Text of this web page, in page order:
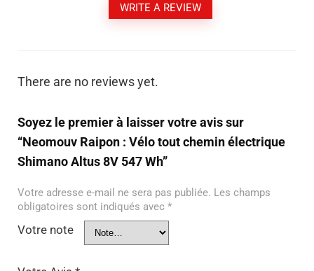
WRITE A REVIEW
There are no reviews yet.
Soyez le premier à laisser votre avis sur
“Neomouv Raipon : Vélo tout chemin électrique
Shimano Altus 8V 547 Wh”
Votre adresse e-mail ne sera pas publiée. Les champs
obligatoires sont indiqués avec *
Votre note